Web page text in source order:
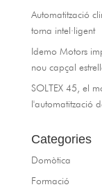
Automatització
torna intel·ligent
Idemo Motors
nou capçal
SOLTEX 45, el
l'automatització
Categories
Domòtica
Formació